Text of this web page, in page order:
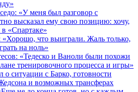
«У меня был разговор с
высказал ему свою позицию: хочу,
«Спартаке»
что выиграли. Жаль только,
на ноль»
«Тедеско и Ваноли были похожи
тренировочного процесса и игры»
о ситуации с Барко, готовности
и возможных трансферах